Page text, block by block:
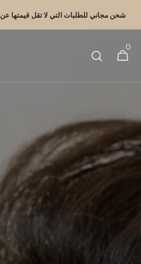
شحن مجاني للطلبات التي لا تقل قيمتها عن 2000 بات تايلاندي (داخل تايلاند فقط)
عربة
التسوق
0
0
عنصرًا